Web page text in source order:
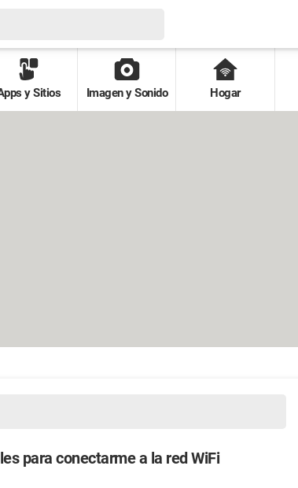
y Sitios Imagen y Sonido Hogar
para conectarme a la red WiFi